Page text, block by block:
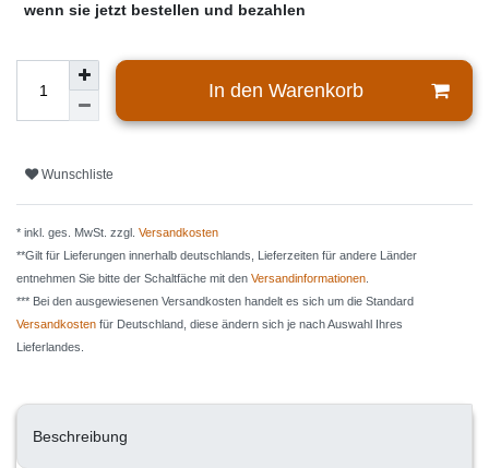
wenn sie jetzt bestellen und bezahlen
In den Warenkorb
Wunschliste
* inkl. ges. MwSt. zzgl. Versandkosten
**Gilt für Lieferungen innerhalb deutschlands, Lieferzeiten für andere Länder
entnehmen Sie bitte der Schaltfäche mit den Versandinformationen
*** Bei den ausgewiesenen Versandkosten handelt es sich um die Standard
Versandkosten für Deutschland, diese ändern sich je nach Auswahl Ihres
Lieferlandes.
Beschreibung